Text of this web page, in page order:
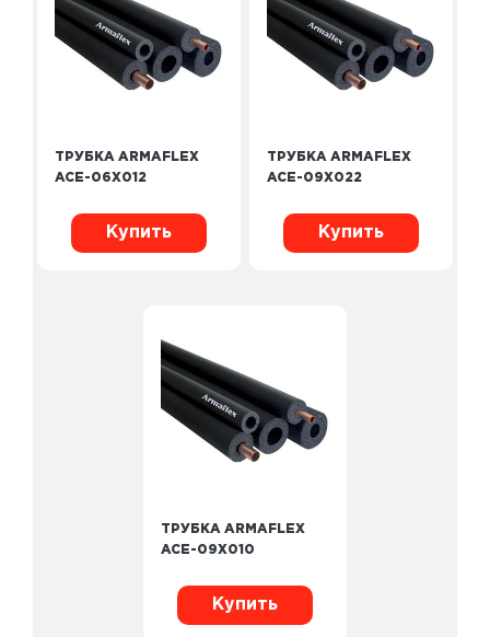
ТРУБКА ARMAFLEX
ACE-06X012
Купить
ТРУБКА ARMAFLEX
ACE-09X022
Купить
ТРУБКА ARMAFLEX
ACE-09X010
Купить